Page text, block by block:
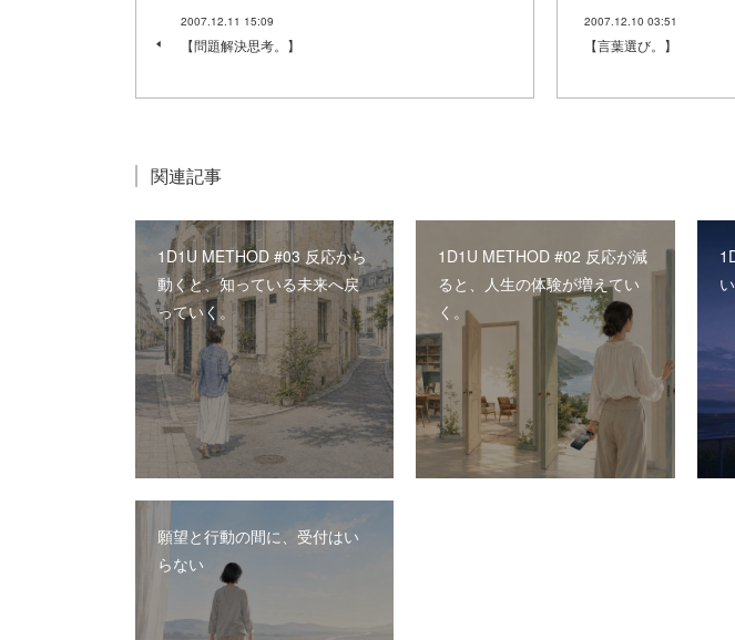
2007.12.11 15:09
【問題解決思考。】
2007.12.10 03:51
【言葉選び。】
関連記事
1D1U METHOD #03 反応から
動くと、知っている未来へ戻
っていく。
1D1U METHOD #02 反応が減
ると、人生の体験が増えてい
く。
願望と行動の間に、受付はい
らない